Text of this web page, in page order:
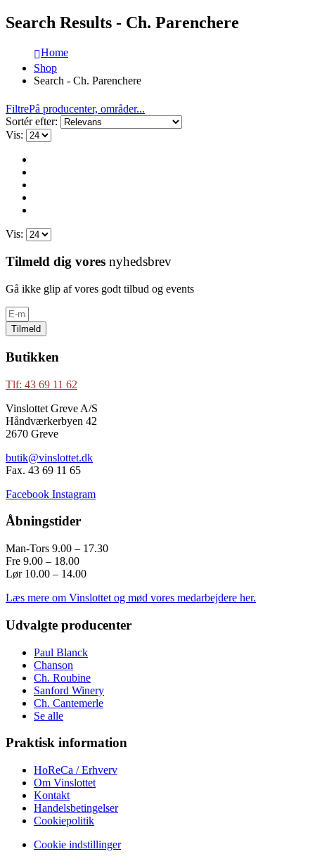
Search Results - Ch. Parenchere
Home
Shop
Search - Ch. Parenchere
FiltrePå producenter, områder...
Sortér efter:
Vis:
Vis:
Tilmeld dig vores nyhedsbrev
Gå ikke glip af vores godt tilbud og events
Tilmeld
Butikken
Tlf: 43 69 11 62
Vinslottet Greve A/S
Håndværkerbyen 42
2670 Greve
butik@vinslottet.dk
Fax. 43 69 11 65
Facebook Instagram
Åbningstider
Man-Tors 9.00 – 17.30
Fre 9.00 – 18.00
Lør 10.00 – 14.00
Læs mere om Vinslottet og mød vores medarbejdere her.
Udvalgte producenter
Paul Blanck
Chanson
Ch. Roubine
Sanford Winery
Ch. Cantemerle
Se alle
Praktisk information
HoReCa / Erhverv
Om Vinslottet
Kontakt
Handelsbetingelser
Cookiepolitik
Cookie indstillinger